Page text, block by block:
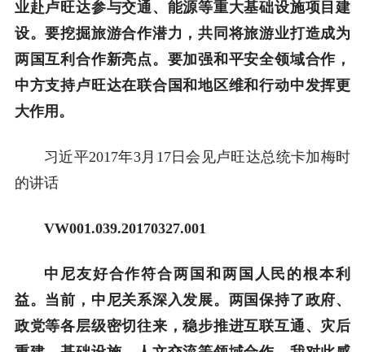
业赴卢旺达参与交通、能源等重大基础设施项目建
设。要挖掘旅游合作潜力，共同将旅游业打造成为
两国互利合作新亮点。要加强和平安全领域合作，
中方支持卢旺达在联合国和地区维和行动中发挥更
大作用。
习近平2017年3月17日会见卢旺达总统卡加梅时
的讲话
VW001.039.20170327.001
中尼友好合作符合两国和两国人民的根本利
益。当前，中尼关系深入发展。两国保持了政府、
政党等各层级密切往来，稳步推进互联互通、灾后